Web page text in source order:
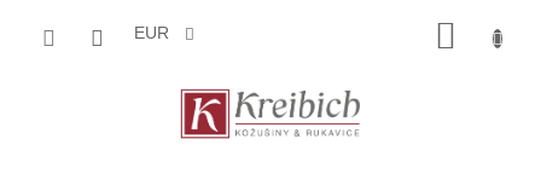
EUR